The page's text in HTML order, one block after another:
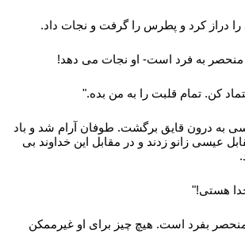
دراز کرد و پطرس را گرفت و نجات داد.
به فرد است- او نجات می دهد!
کن. تمام قلبت را به من بده."
به درون قایق برگشت. طوفان آرام شد و باد
عیسی زانو زدند و در مقابل این خداوند بی
هستی!"
بفرد است. هیچ چیز برای او غیرممکن